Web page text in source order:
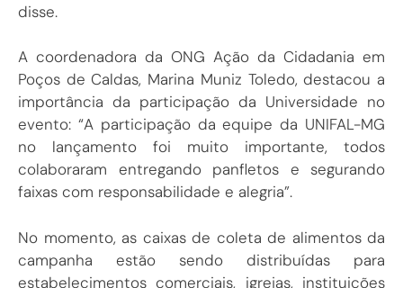
disse.
A coordenadora da ONG Ação da Cidadania em
Poços de Caldas, Marina Muniz Toledo, destacou a
importância da participação da Universidade no
evento: “A participação da equipe da UNIFAL-MG
no lançamento foi muito importante, todos
colaboraram entregando panfletos e segurando
faixas com responsabilidade e alegria”.
No momento, as caixas de coleta de alimentos da
campanha estão sendo distribuídas para
estabelecimentos comerciais, igrejas, instituições